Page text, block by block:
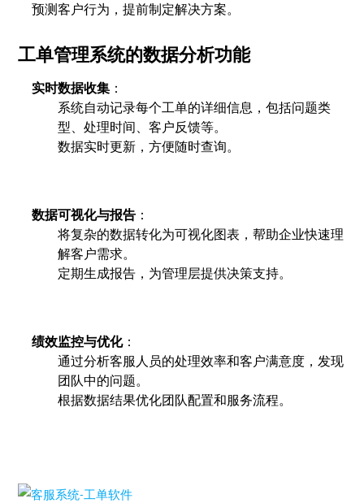
预测客户行为，提前制定解决方案。
工单管理系统的数据分析功能
实时数据收集 ：
系统自动记录每个工单的详细信息，包括问题类
型、处理时间、客户反馈等。
数据实时更新，方便随时查询。
数据可视化与报告 ：
将复杂的数据转化为可视化图表，帮助企业快速理
解客户需求。
定期生成报告，为管理层提供决策支持。
绩效监控与优化：
通过分析客服人员的处理效率和客户满意度，发现
团队中的问题。
根据数据结果优化团队配置和服务流程。